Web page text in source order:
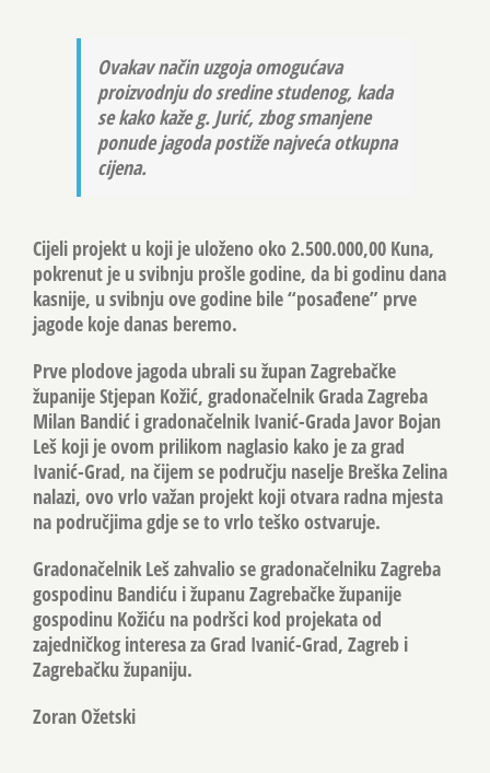
Ovakav način uzgoja omogućava
proizvodnju do sredine studenog, kada
se kako kaže g. Jurić, zbog smanjene
ponude jagoda postiže najveća otkupna
cijena.
Cijeli projekt u koji je uloženo oko 2.500.000,00 Kuna,
pokrenut je u svibnju prošle godine, da bi godinu dana
kasnije, u svibnju ove godine bile “posađene” prve
jagode koje danas beremo.
Prve plodove jagoda ubrali su župan Zagrebačke
županijeStjepan Kožić, gradonačelnik Grada Zagreba
Milan Bandić i gradonačelnik Ivanić-Grada Javor Bojan
Leš koji je ovom prilikom naglasio kako je za grad
Ivanić-Grad, na čijem se području naselje Breška Zelina
nalazi, ovo vrlo važan projekt koji otvara radna mjesta
na područjima gdje se to vrlo teško ostvaruje.
Gradonačelnik Leš zahvalio se gradonačelniku Zagreba
gospodinu Bandiću i županu Zagrebačke županije
gospodinu Kožiću na podršci kod projekata od
zajedničkog interesa za Grad Ivanić-Grad, Zagreb i
Zagrebačku županiju.
Zoran Ožetski